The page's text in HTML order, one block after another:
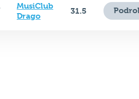
MusiClub
Drago
31.5